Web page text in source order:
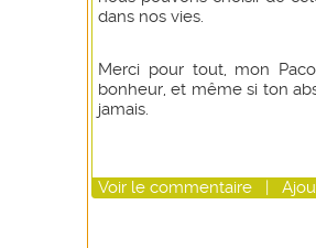
dans nos vies.
Merci pour tout, mon
bonheur, et même si ton
jamais.
Voir le commentaire |